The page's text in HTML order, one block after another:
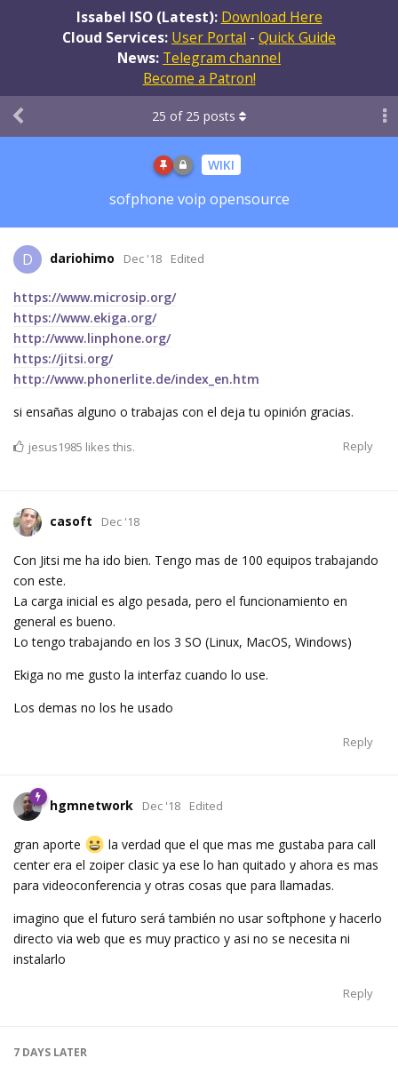
Issabel ISO (Latest): Download Here
Cloud Services: User Portal - Quick Guide
News: Telegram channel
Become a Patron!
WIKI
sofphone voip opensource
25 of 25 posts
D dariohimo Dec '18 Edited
https://www.microsip.org/
https://www.ekiga.org/
http://www.linphone.org/
https://jitsi.org/
http://www.phonerlite.de/index_en.htm
si ensañas alguno o trabajas con el deja tu opinión gracias.
Reply
jesus1985 likes this.
casoft Dec '18
Con Jitsi me ha ido bien. Tengo mas de 100 equipos trabajando
con este.
La carga inicial es algo pesada, pero el funcionamiento en
general es bueno.
Lo tengo trabajando en los 3 SO (Linux, MacOS, Windows)
Ekiga no me gusto la interfaz cuando lo use.
Los demas no los he usado
Reply
hgmnetwork Dec '18 Edited
gran aporte
la verdad que el que mas me gustaba para call
center era el zoiper clasic ya ese lo han quitado y ahora es mas
para videoconferencia y otras cosas que para llamadas.
imagino que el futuro será también no usar softphone y hacerlo
directo via web que es muy practico y asi no se necesita ni
instalarlo
Reply
7 DAYS LATER